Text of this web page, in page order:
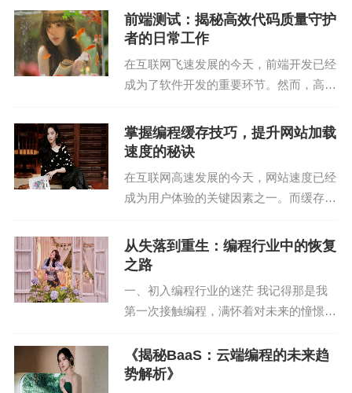
（1）代码模板识别：GAN可以识别代码中的模板结
构，从而提高代码重用率。
为另一种风格，提高代码的可读性和美观性。
3. 代码优化
GAN在代码优化领域的应用主要体现在以下几个方
（1）代码简化：GAN可以自动简化代码，提高代码
的可读性和可维护性。
（2）性能优化：GAN可以针对特定场景进行代码性
能优化，提高程序的运行效率。
4. 代码审查
存储、低成本、高扩展性等特点，受到越
来越多企业的青睐。而在数据湖技术中，
前端测试：揭秘高效代码质量守护
者的日常工作
在互联网飞速发展的今天，前端开发已经
成为了软件开发的重要环节。然而，高质
过严格的测试和优化。在这其中，前端测
试扮演着至关重要的角色。本文将深入剖
掌握编程缓存技巧，提升网站加载
速度的秘诀
在互联网高速发展的今天，网站速度已经
成为用户体验的关键因素之一。而缓存，
言而喻。作为一名拥有10年经验的资深站
长和SEO专家，今天就来和大家分享一下
从失落到重生：编程行业中的恢复
之路
一、初入编程行业的迷茫 我记得那是我
第一次接触编程，满怀着对未来的憧憬和
而，现实总是残酷的，初入编程行业，我
很快就遇到了种种困难。 代码难懂，逻
《揭秘BaaS：云端编程的未来趋
势解析》